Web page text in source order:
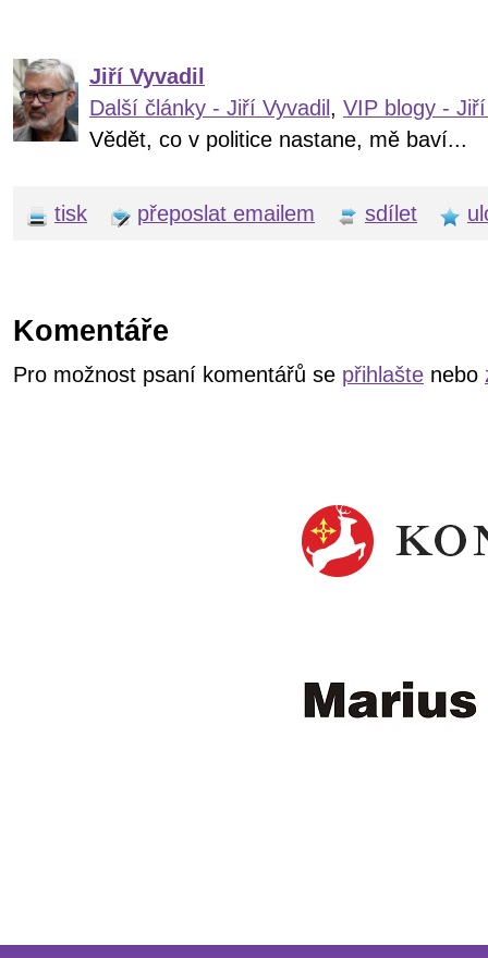
Jiří Vyvadil
Další články - Jiří Vyvadil , VIP blogy -
Vědět, co v politice nastane, mě baví...
tisk přeposlat emailem sdílet
Komentáře
Pro možnost psaní komentářů se přihlašte nebo